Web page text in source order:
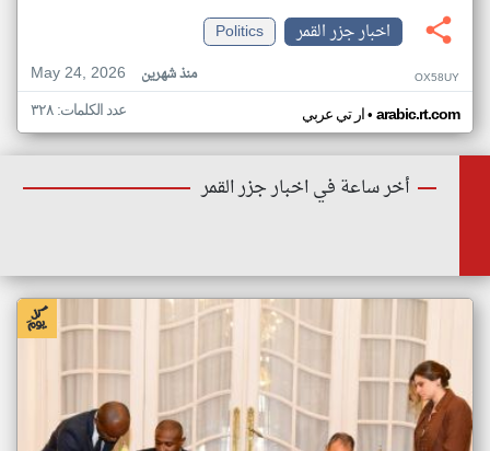
اخبار جزر القمر
Politics
May 24, 2026
منذ شهرين OX58UY
ار تي عربي• arabic.rt.com عدد الكلمات: ٣٢٨
أخر ساعة في اخبار جزر القمر